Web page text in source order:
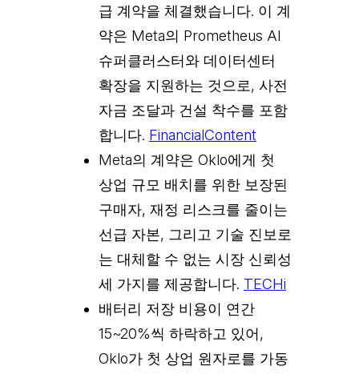
급 계약을 체결했습니다. 이 계
약은 Meta의 Prometheus AI
슈퍼클러스터와 데이터센터
확장을 지원하는 것으로, 사전
자금 조달과 건설 착수를 포함
합니다. FinancialContent
Meta의 계약은 Oklo에게 첫
상업 규모 배치를 위한 보장된
구매자, 재정 리스크를 줄이는
선급 자본, 그리고 기술 진보로
는 대체할 수 없는 시장 신뢰성
세 가지를 제공합니다. TECHi
배터리 저장 비용이 연간
15~20%씩 하락하고 있어,
Oklo가 첫 상업 원자로를 가동